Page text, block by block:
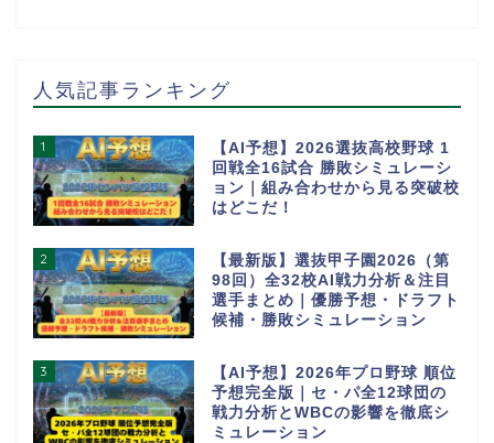
人気記事ランキング
1
【AI予想】2026選抜高校野球 1
回戦全16試合 勝敗シミュレーシ
ョン｜組み合わせから見る突破校
はどこだ！
2
【最新版】選抜甲子園2026（第
98回）全32校AI戦力分析＆注目
選手まとめ｜優勝予想・ドラフト
候補・勝敗シミュレーション
3
【AI予想】2026年プロ野球 順位
予想完全版｜セ・パ全12球団の
戦力分析とWBCの影響を徹底シ
ミュレーション